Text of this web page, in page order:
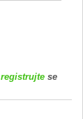
registrujte se